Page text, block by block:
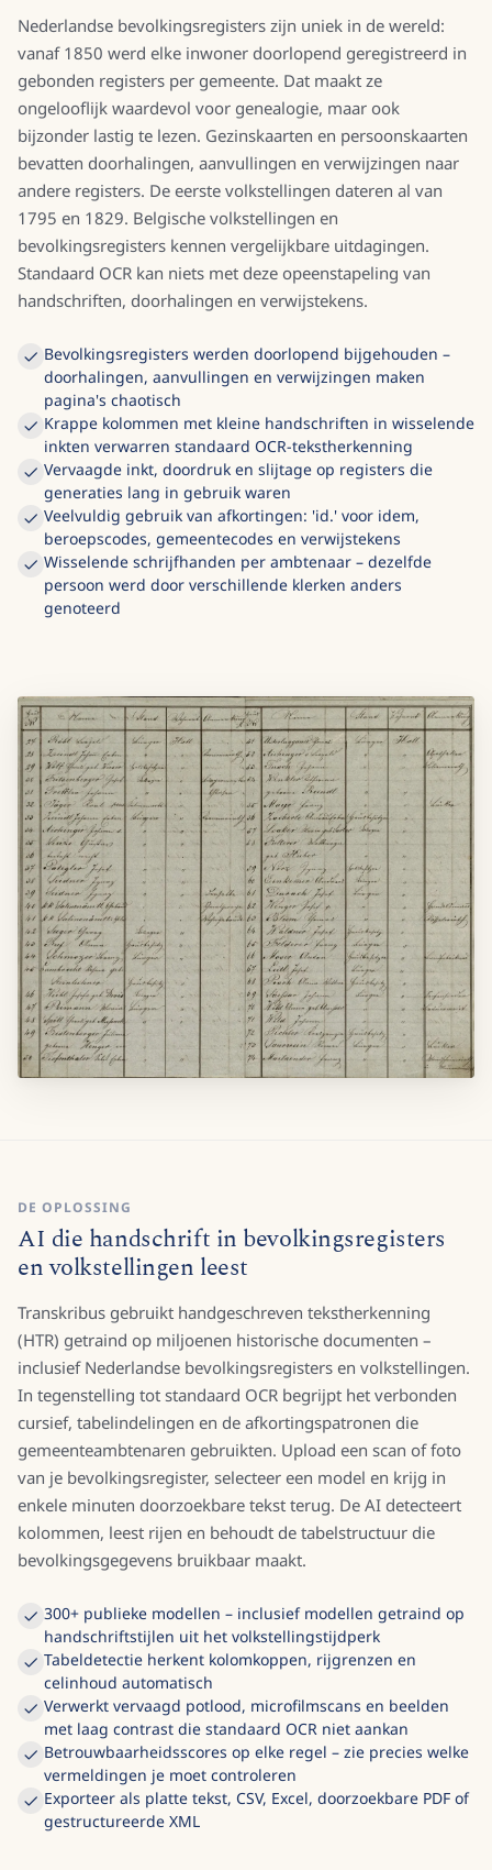
Nederlandse bevolkingsregisters zijn uniek in de wereld:
vanaf 1850 werd elke inwoner doorlopend geregistreerd in
gebonden registers per gemeente. Dat maakt ze
ongelooflijk waardevol voor genealogie, maar ook
bijzonder lastig te lezen. Gezinskaarten en persoonskaarten
bevatten doorhalingen, aanvullingen en verwijzingen naar
andere registers. De eerste volkstellingen dateren al van
1795 en 1829. Belgische volkstellingen en
bevolkingsregisters kennen vergelijkbare uitdagingen.
Standaard OCR kan niets met deze opeenstapeling van
handschriften, doorhalingen en verwijstekens.
Bevolkingsregisters werden doorlopend bijgehouden –
doorhalingen, aanvullingen en verwijzingen maken
pagina's chaotisch
Krappe kolommen met kleine handschriften in wisselende
inkten verwarren standaard OCR-tekstherkenning
Vervaagde inkt, doordruk en slijtage op registers die
generaties lang in gebruik waren
Veelvuldig gebruik van afkortingen: 'id.' voor idem,
beroepscodes, gemeentecodes en verwijstekens
Wisselende schrijfhanden per ambtenaar – dezelfde
persoon werd door verschillende klerken anders
genoteerd
DE OPLOSSING
AI die handschrift in bevolkingsregisters
en volkstellingen leest
Transkribus gebruikt handgeschreven tekstherkenning
(HTR) getraind op miljoenen historische documenten –
inclusief Nederlandse bevolkingsregisters en volkstellingen.
In tegenstelling tot standaard OCR begrijpt het verbonden
cursief, tabelindelingen en de afkortingspatronen die
gemeenteambtenaren gebruikten. Upload een scan of foto
van je bevolkingsregister, selecteer een model en krijg in
enkele minuten doorzoekbare tekst terug. De AI detecteert
kolommen, leest rijen en behoudt de tabelstructuur die
bevolkingsgegevens bruikbaar maakt.
300+ publieke modellen – inclusief modellen getraind op
handschriftstijlen uit het volkstellingstijdperk
Tabeldetectie herkent kolomkoppen, rijgrenzen en
celinhoud automatisch
Verwerkt vervaagd potlood, microfilmscans en beelden
met laag contrast die standaard OCR niet aankan
Betrouwbaarheidsscores op elke regel – zie precies welke
vermeldingen je moet controleren
Exporteer als platte tekst, CSV, Excel, doorzoekbare PDF of
gestructureerde XML